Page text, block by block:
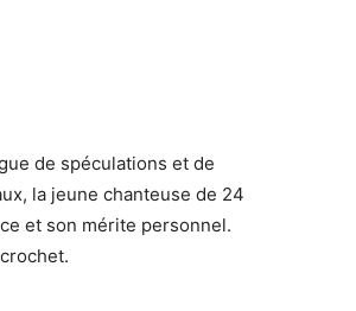
de spéculations et de
la jeune chanteuse de 24
et son mérite personnel.